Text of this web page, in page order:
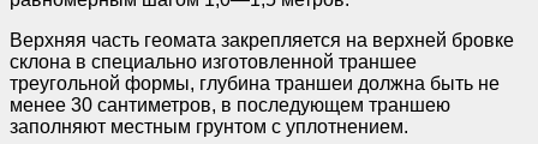
Верхняя часть геомата закрепляется на верхней бровке
склона в специально изготовленной траншее
треугольной формы, глубина траншеи должна быть не
менее 30 сантиметров, в последующем траншею
заполняют местным грунтом с уплотнением.